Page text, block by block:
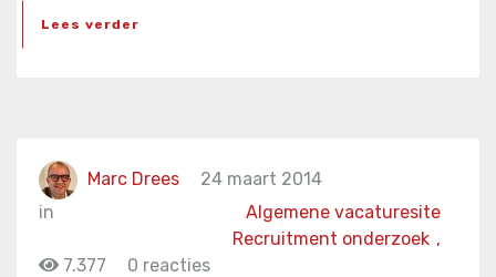
Lees verder
Marc Drees
24 maart 2014
in
Algemene vacaturesite
Recruitment onderzoek ,
7.377
0 reacties